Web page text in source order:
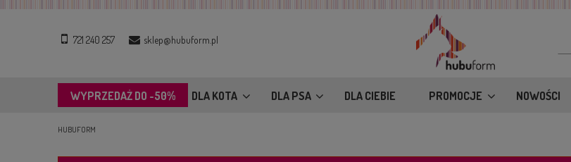
721 240 257 sklep@hubuform.pl
WYPRZEDAŻ DO -50% DLA KOTA DLA PSA DLA CIEBIE PROMOCJE NOWOŚCI
HUBUFORM